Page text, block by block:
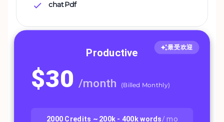
chatPdf
最受欢迎
Productive
$30 /month (Billed Monthly)
2000 Credits ~ 200k - 400kwords/ mo